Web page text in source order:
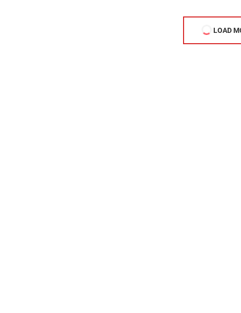
LOAD